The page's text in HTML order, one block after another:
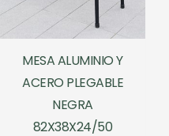
MESA ALUMINIO Y
ACERO PLEGABLE
NEGRA
82X38X24/50